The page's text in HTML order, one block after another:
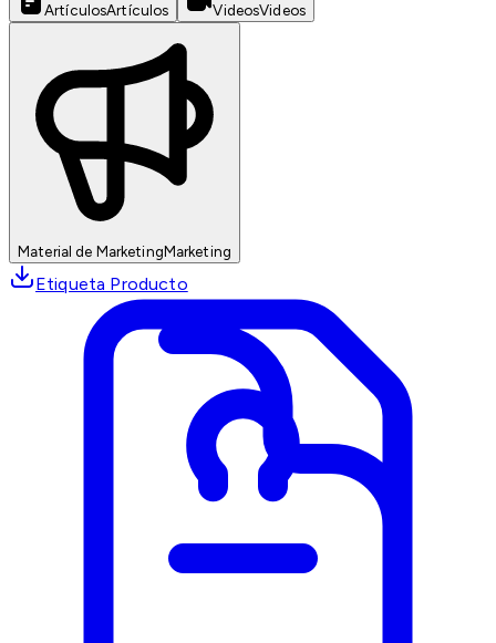
ArtículosArtículos VideosVideos
Material de MarketingMarketing
Etiqueta Producto